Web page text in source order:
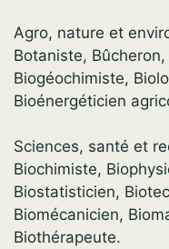
Agro, nature et
Botaniste,
Biogéochimiste,
Bioénergéticien
Sciences, santé et
Biochimiste,
Biostatisticien,
Biomécanicien,
Biothérapeute.